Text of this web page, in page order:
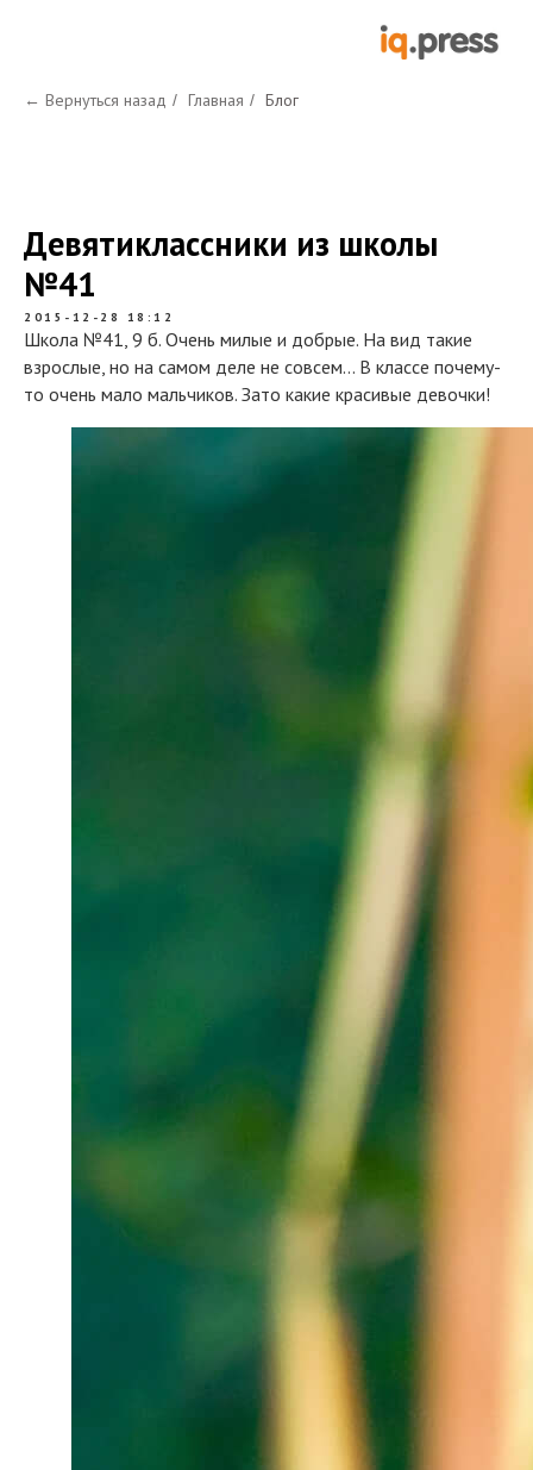
← Вернуться назад / Главная / Блог
Девятиклассники из школы
№41
2015-12-28 18:12
Школа №41, 9 б. Очень милые и добрые. На вид такие
взрослые, но на самом деле не совсем... В классе почему-
то очень мало мальчиков. Зато какие красивые девочки!